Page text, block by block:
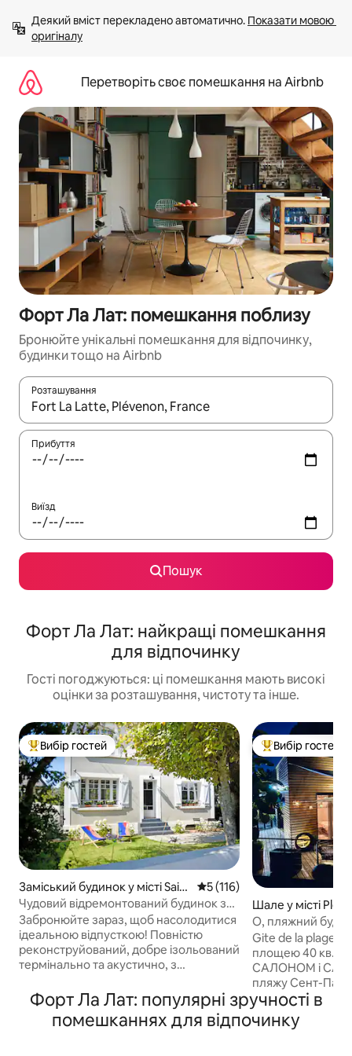
вмісту
Деякий вміст перекладено автоматично. Показати мовою
оригіналу
Перетворіть своє помешкання на Airbnb
Форт Ла Лат: помешкання поблизу
Бронюйте унікальні помешкання для відпочинку,
будинки тощо на Airbnb
Розташування
Отримавши результати пошуку, використовуйте для
Прибуття
Виїзд
Пошук
Форт Ла Лат: найкращі помешкання
для відпочинку
Гості погоджуються: ці помешкання мають високі
оцінки за розташування, чистоту та інше.
Топ вибір гостей
Вибір гостей
Заміський будинок у місті Saint
-Lunaire
Середня оцінка: 5 з 5,
5 (116)
Чудовий відремонтований будинок за
кілька кроків від пляжу та Дінара
Забронюйте зараз, щоб насолодитися
ідеальною відпусткою! Повністю
реконструйований, добре ізольований
термінально та акустично, з
3,5 ванні кімнати (з ванною) - 5 ліжок (1
двоспальне ліжко King size/2
двоспальні ліжка/2 односпальні ліжка),
Топ вибір гостей
Вибір гостей
Шале у місті
ndré
О, пляжний
сауна.
Gite de la plage -
площею 40 кв. м
САЛОНОМ і
пляжу Сент-
комфорти
природній
воді або в
Форт Ла Лат: популярні зручності в
помешканнях для відпочинку